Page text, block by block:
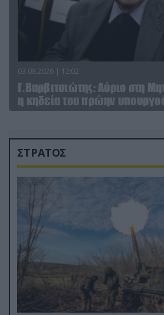
03.08.2026 | 12:02
Γ.Βαρβιτσιώτης: Aύριο στη
η κηδεία του πρώην
ΣΤΡΑΤΟΣ